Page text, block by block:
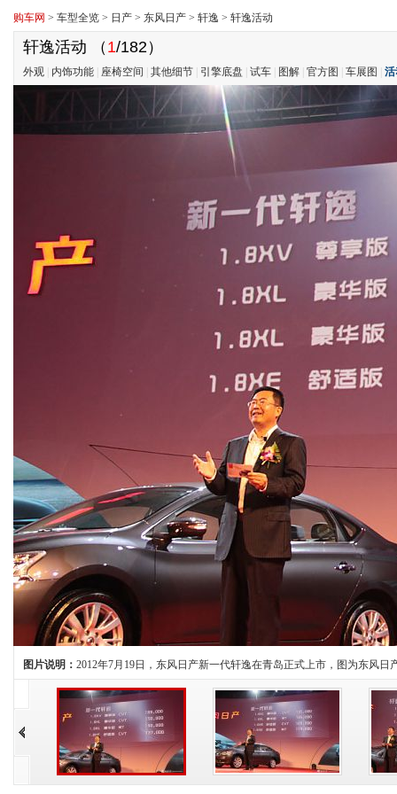
购车网 > 车型全览 > 日产 > 东风日产 > 轩逸 > 轩逸活动
轩逸活动 （ 1/182）
外观 内饰功能 座椅空间 其他细节 引擎底盘 试车 图解 官方图 车展图
图片说明： 2012年7月19日，东风日产新一代轩逸在青岛正式上市，图为东风日